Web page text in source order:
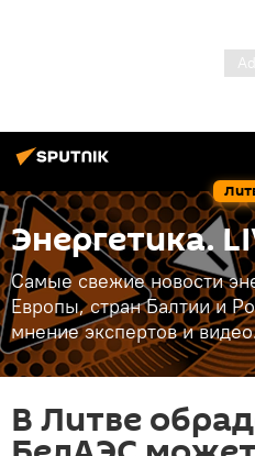
Энергетика.
Самые свежие новости
Европы, стран Балтии и
мнение экспертов и
В Литве